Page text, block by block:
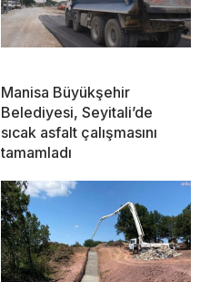
Manisa Büyükşehir
Belediyesi, Seyitali’de
sıcak asfalt çalışmasını
tamamladı